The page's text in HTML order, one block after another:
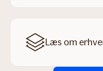
Læs om